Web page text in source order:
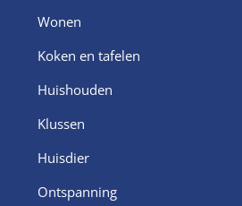
Wonen
Koken en tafelen
Huishouden
Klussen
Huisdier
Ontspanning